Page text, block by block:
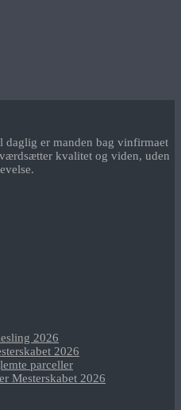
daglig er manden bag vinfirmaet
kvalitet og viden, uden
2026
2026
parceller
Mesterskabet 2026